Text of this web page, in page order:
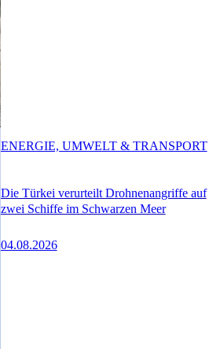
Die Türkei verurteilt Drohnenangriffe auf
zwei Schiffe im Schwarzen Meer
04.08.2026
ENERGIE, UMWELT & TRANSPORT